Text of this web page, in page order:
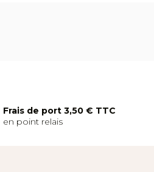
Frais de port 3,50 € TTC
en point relais